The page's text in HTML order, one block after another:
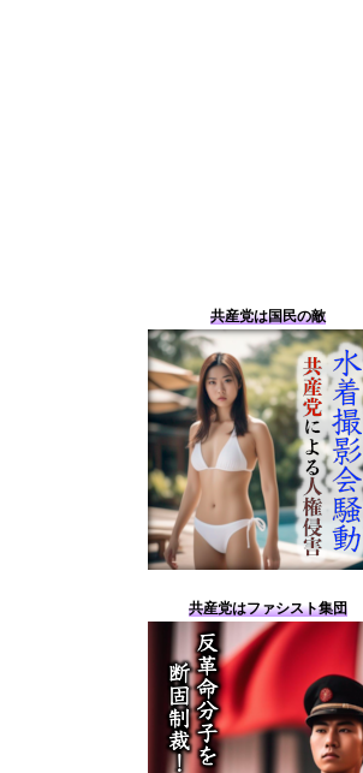
共産党は国民の敵
共産党はファシスト集団